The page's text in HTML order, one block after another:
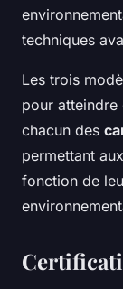
techniques
Les trois
pour
chacun des
permettant
fonction de